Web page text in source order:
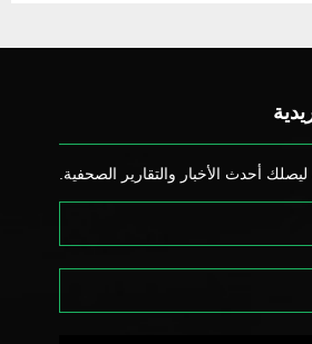
أحدث الأخبار والتقارير الصحفية.